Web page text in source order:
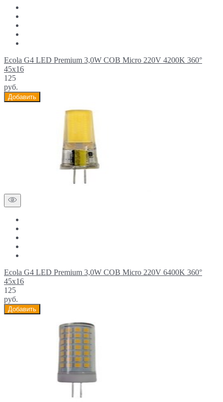
Ecola G4 LED Premium 3,0W COB Micro 220V 4200K 360°
45x16
125
руб.
Добавить
Ecola G4 LED Premium 3,0W COB Micro 220V 6400K 360°
45x16
125
руб.
Добавить